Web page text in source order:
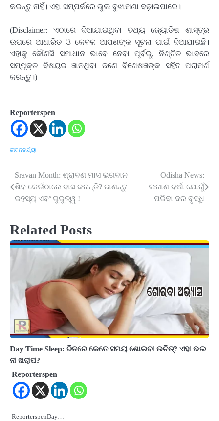
କରନ୍ତୁ ନାହିଁ। ଏହା ସମ୍ପର୍କରେ ଭୁଲ ବୁଝାମଣା ବଢ଼ାଇପାରେ।
(Disclaimer: ଏଠାରେ ଦିଆଯାଇଥିବା ତଥ୍ୟ ଜ୍ୟୋତିଷ ଶାସ୍ତ୍ର
ଉପରେ ଆଧାରିତ ଓ କେବଳ ଆପଣଙ୍କ ସୂଚନା ପାଇଁ ଦିଆଯାଇଛି।
ଏହାକୁ କୌଣସି ସମାଧାନ ଭାବେ ନେବା ପୂର୍ବରୁ, ନିଶ୍ଚିତ ଭାବରେ
ସମ୍ପୃକ୍ତ ବିଷୟର ଜ୍ଞାନଥିବା ଜଣେ ବିଶେଷଜ୍ଞଙ୍କ ସହିତ ପରାମର୍ଶ
କରନ୍ତୁ।)
Reporterspen
ଜୀବନଚର୍ଯ୍ୟା
Post
navigation
Sravan Month: ଶ୍ରାବଣ ମାସ ଭଗବାନ
ଶିବ କେଉଁଠାରେ ବାସ କରନ୍ତି? ଜାଣନ୍ତୁ
ରହସ୍ୟ ଏବଂ ଗୁରୁତ୍ୱ !
Odisha News:
ଲଗାଣ ବର୍ଷା ଯୋଗୁଁଁ
ପରିବା ଦର ବୃଦ୍ଧି
Related Posts
Day Time Sleep: ଦିନରେ କେତେ ସମୟ ଶୋଇବା ଉଚିତ୍‌? ଏହା ଭଲ
ନା ଖରାପ?
Reporterspen
ReporterspenDay…